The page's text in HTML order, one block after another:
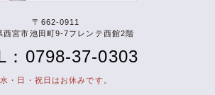
〒662-0911
西宮市池田町9-7フレンテ西館2階
：0798-37-0303
水・日・祝日はお休みです。